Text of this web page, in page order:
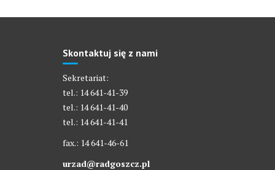
Skontaktuj się z nami
Sekretariat:
tel.: 14 641-41-39
tel.: 14 641-41-40
tel.: 14 641-41-41
fax.: 14 641-46-61
urzad@radgoszcz.pl